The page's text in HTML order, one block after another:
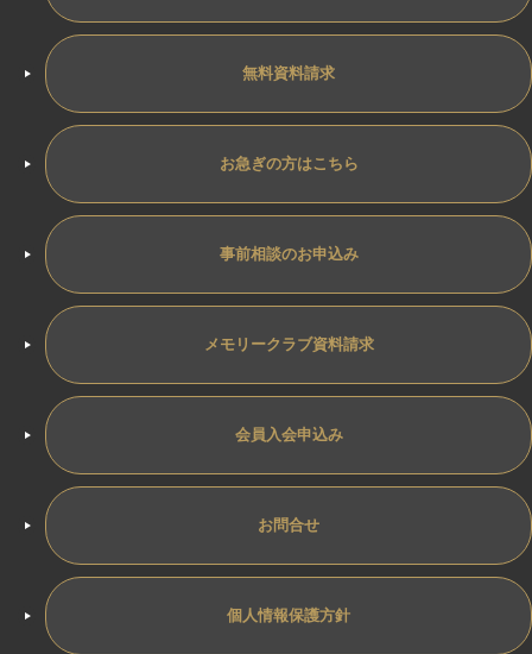
無料資料請求
お急ぎの方はこちら
事前相談のお申込み
メモリークラブ資料請求
会員入会申込み
お問合せ
個人情報保護方針